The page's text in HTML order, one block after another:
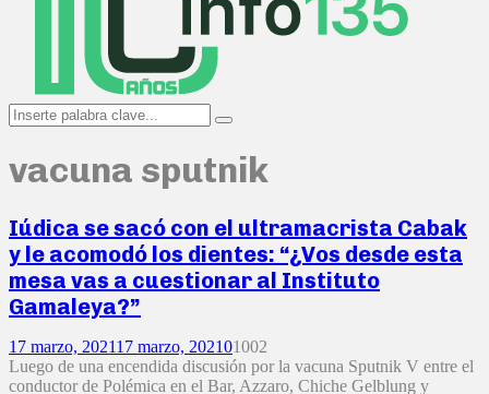
Search
for:
Search
vacuna sputnik
Iúdica se sacó con el ultramacrista Cabak
y le acomodó los dientes: “¿Vos desde esta
mesa vas a cuestionar al Instituto
Gamaleya?”
17 marzo, 202117 marzo, 202101002
Luego de una encendida discusión por la vacuna Sputnik V entre el
conductor de Polémica en el Bar, Azzaro, Chiche Gelblung y